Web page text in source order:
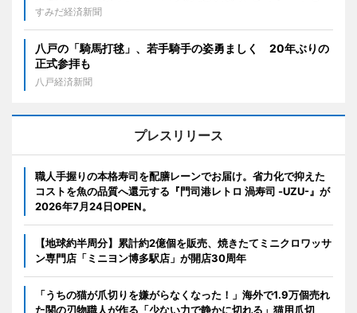
すみだ経済新聞
八戸の「騎馬打毬」、若手騎手の姿勇ましく 20年ぶりの
正式参拝も
八戸経済新聞
プレスリリース
職人手握りの本格寿司を配膳レーンでお届け。省力化で抑えた
コストを魚の品質へ還元する『門司港レトロ 渦寿司 -UZU-』が
2026年7月24日OPEN。
【地球約半周分】累計約2億個を販売、焼きたてミニクロワッサ
ン専門店「ミニヨン博多駅店」が開店30周年
「うちの猫が爪切りを嫌がらなくなった！」海外で1.9万個売れ
た関の刃物職人が作る「少ない力で静かに切れる」猫用爪切